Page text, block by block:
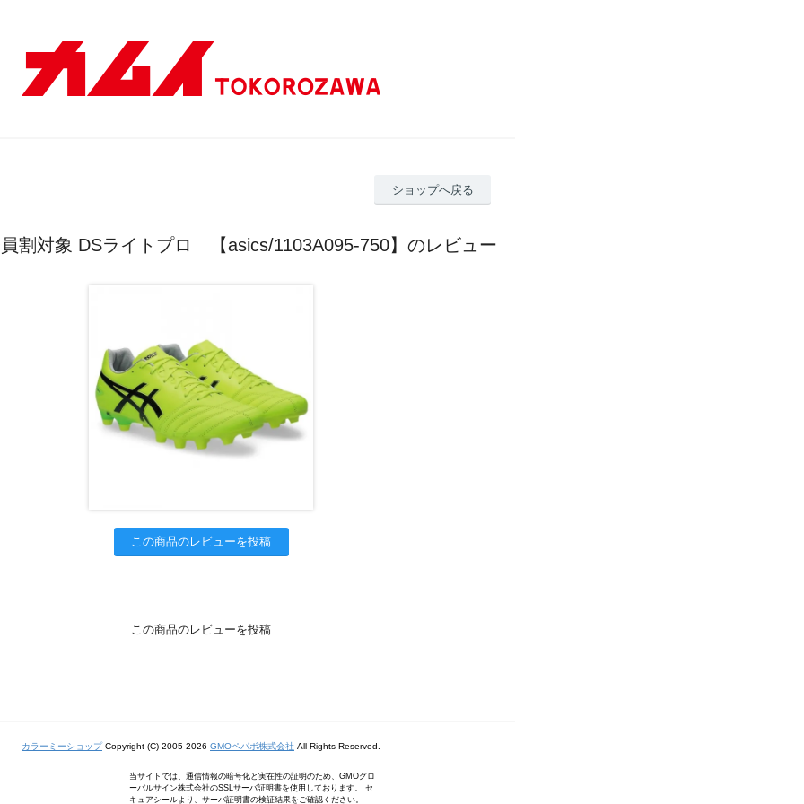
ショップへ戻る
割対象 DSライトプロ 【asics/1103A095-750】のレビュー
この商品のレビューを投稿
この商品のレビューを投稿
カラーミーショップCopyright (C) 2005-2026 GMOペパボ株式会社 All Rights Reserved.
当サイトでは、通信情報の暗号化と実在性の証明のため、GMOグロ
ーバルサイン株式会社のSSLサーバ証明書を使用しております。 セ
キュアシールより、サーバ証明書の検証結果をご確認ください。